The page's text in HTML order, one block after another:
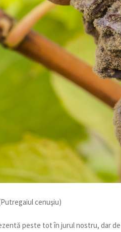
cenuşiu)
peste tot în jurul nostru, dar